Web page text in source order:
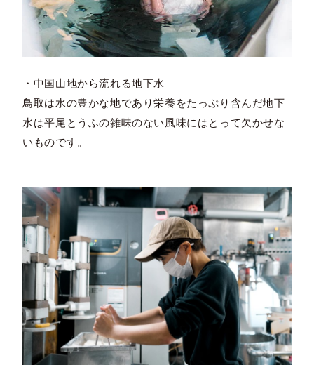
・中国山地から流れる地下水
鳥取は水の豊かな地であり栄養をたっぷり含んだ地下
水は平尾とうふの雑味のない風味にはとって欠かせな
いものです。